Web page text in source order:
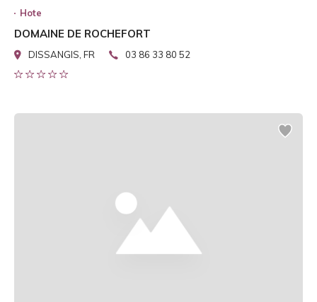
Hote
DOMAINE DE ROCHEFORT
DISSANGIS, FR 03 86 33 80 52